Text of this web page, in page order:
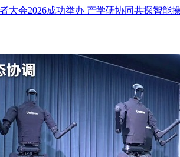
大会2026成功举办 产学研协同共探智能